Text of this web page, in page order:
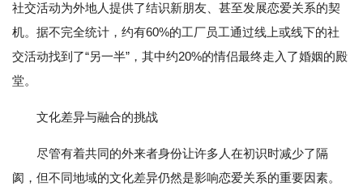
社交活动为外地人提供了结识新朋友、甚至发展恋爱关系的契
机。据不完全统计，约有60%的工厂员工通过线上或线下的社
交活动找到了“另一半”，其中约20%的情侣最终走入了婚姻的殿
堂。
文化差异与融合的挑战
尽管有着共同的外来者身份让许多人在初识时减少了隔
阂，但不同地域的文化差异仍然是影响恋爱关系的重要因素。